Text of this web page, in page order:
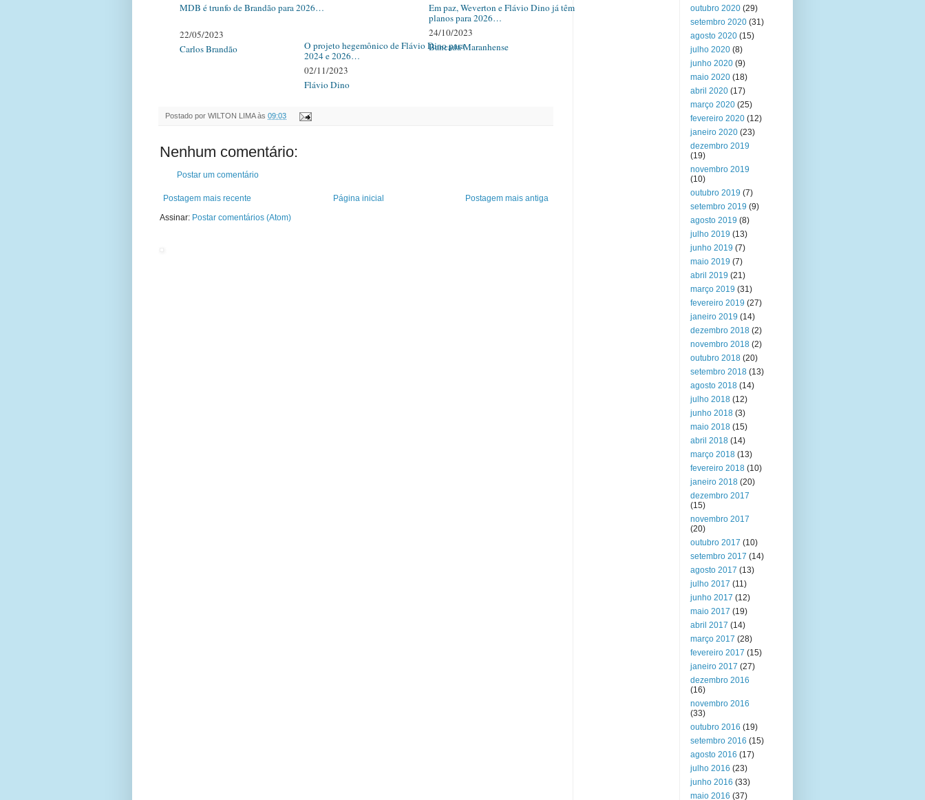
MDB é trunfo de Brandão para 2026…
22/05/2023
Carlos Brandão
O projeto hegemônico de Flávio Dino para
2024 e 2026…
02/11/2023
Flávio Dino
Em paz, Weverton e Flávio Dino já têm
planos para 2026…
24/10/2023
Bancada Maranhense
Postado por WILTON LIMA às 09:03
Nenhum comentário:
Postar um comentário
Postagem mais recente Postagem mais antiga
Página inicial
Assinar: Postar comentários (Atom)
outubro 2020 (29)
setembro 2020 (31)
agosto 2020 (15)
julho 2020 (8)
junho 2020 (9)
maio 2020 (18)
abril 2020 (17)
março 2020 (25)
fevereiro 2020 (12)
janeiro 2020 (23)
dezembro 2019
(19)
novembro 2019
(10)
outubro 2019 (7)
setembro 2019 (9)
agosto 2019 (8)
julho 2019 (13)
junho 2019 (7)
maio 2019 (7)
abril 2019 (21)
março 2019 (31)
fevereiro 2019 (27)
janeiro 2019 (14)
dezembro 2018 (2)
novembro 2018 (2)
outubro 2018 (20)
setembro 2018 (13)
agosto 2018 (14)
julho 2018 (12)
junho 2018 (3)
maio 2018 (15)
abril 2018 (14)
março 2018 (13)
fevereiro 2018 (10)
janeiro 2018 (20)
dezembro 2017
(15)
novembro 2017
(20)
outubro 2017 (10)
setembro 2017 (14)
agosto 2017 (13)
julho 2017 (11)
junho 2017 (12)
maio 2017 (19)
abril 2017 (14)
março 2017 (28)
fevereiro 2017 (15)
janeiro 2017 (27)
dezembro 2016
(16)
novembro 2016
(33)
outubro 2016 (19)
setembro 2016 (15)
agosto 2016 (17)
julho 2016 (23)
junho 2016 (33)
maio 2016 (37)